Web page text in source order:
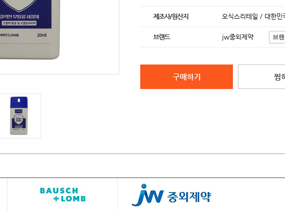
제조사/원산지 오식스리테일 / 대한민
브랜드 jw중외제약 브
구매하기 찜